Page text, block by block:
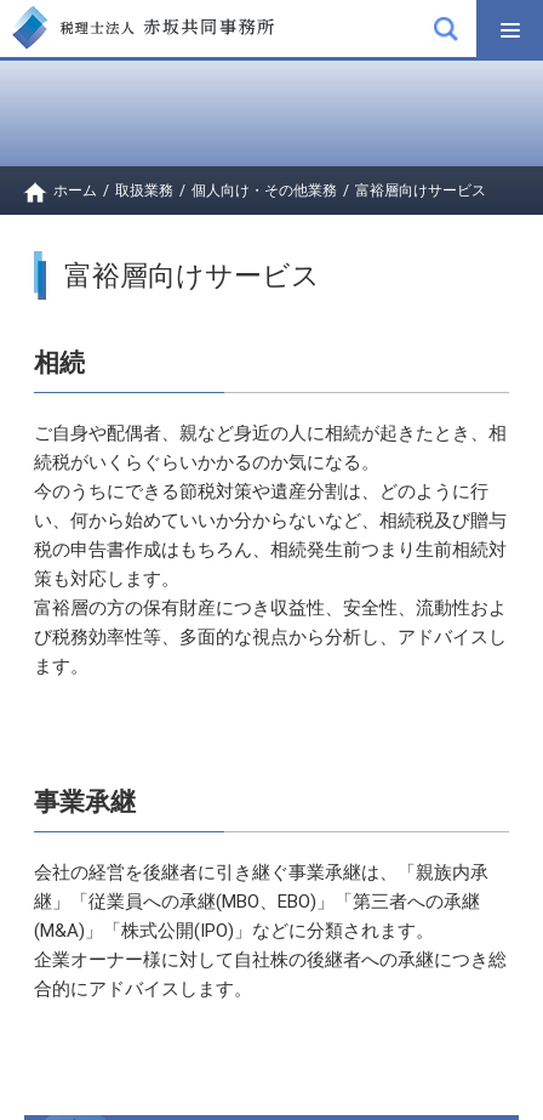
ホーム / 取扱業務 / 個人向け・その他業務 / 富裕層向けサービス
富裕層向けサービス
相続
ご自身や配偶者、親など身近の人に相続が起きたとき、相
続税がいくらぐらいかかるのか気になる。
今のうちにできる節税対策や遺産分割は、どのように行
い、何から始めていいか分からないなど、相続税及び贈与
税の申告書作成はもちろん、相続発生前つまり生前相続対
策も対応します。
富裕層の方の保有財産につき収益性、安全性、流動性およ
び税務効率性等、多面的な視点から分析し、アドバイスし
ます。
事業承継
会社の経営を後継者に引き継ぐ事業承継は、「親族内承
継」「従業員への承継(MBO、EBO)」「第三者への承継
(M&A)」「株式公開(IPO)」などに分類されます。
企業オーナー様に対して自社株の後継者への承継につき総
合的にアドバイスします。